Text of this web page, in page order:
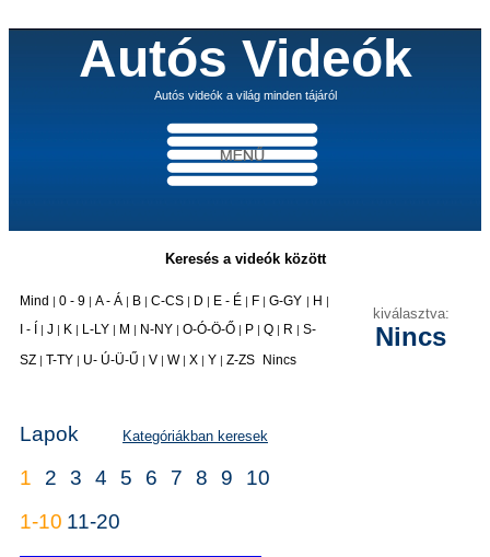
Autós Videók
Autós videók a világ minden tájáról
Keresés a videók között
Mind | 0 - 9 | A - Á | B | C-CS | D | E - É | F | G-GY | H |
I - Í | J | K | L-LY | M | N-NY | O-Ó-Ö-Ő | P | Q | R | S-
SZ | T-TY | U- Ú-Ü-Ű | V | W | X | Y | Z-ZS Nincs
kiválasztva:
Nincs
Lapok Kategóriákban keresek
1 2 3 4 5 6 7 8 9
10
1-10 11-20